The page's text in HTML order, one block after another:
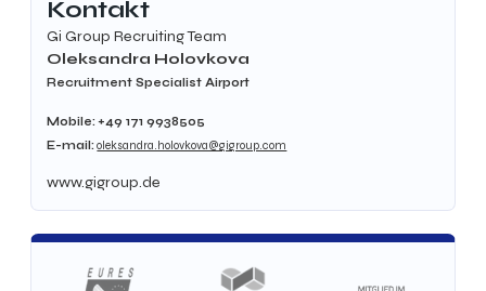
Kontakt
Gi Group Recruiting Team
Oleksandra Holovkova
Recruitment Specialist Airport
Mobile: +49171 9938505
E-mail: oleksandra.holovkova@gigroup.com
www.gigroup.de